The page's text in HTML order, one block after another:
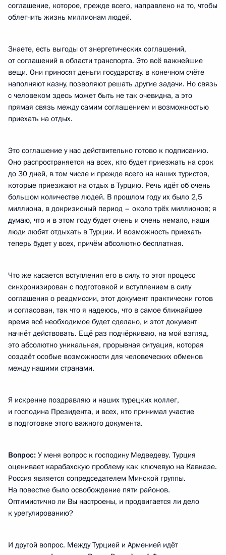
соглашение, которое, прежде всего, направлено на то, чтобы
облегчить жизнь миллионам людей.
Знаете, есть выгоды от энергетических соглашений,
от соглашений в области транспорта. Это всё важнейшие
вещи. Они приносят деньги государству, в конечном счёте
наполняют казну, позволяют решать другие задачи. Но связь
с человеком здесь может быть не так очевидна, а это
прямая связь между самим соглашением и возможностью
приехать на отдых.
Это соглашение у нас действительно готово к подписанию.
Оно распространяется на всех, кто будет приезжать на срок
до 30 дней, в том числе и прежде всего на наших туристов,
которые приезжают на отдых в Турцию. Речь идёт об очень
большом количестве людей. В прошлом году их было 2,5
миллиона, в докризисный период – около трёх миллионов; я
думаю, что и в этом году будет очень и очень немало, наши
люди любят отдыхать в Турции. И возможность приехать
теперь будет у всех, причём абсолютно бесплатная.
Что же касается вступления его в силу, то этот процесс
синхронизирован с подготовкой и вступлением в силу
соглашения о реадмиссии, этот документ практически готов
и согласован, так что я надеюсь, что в самое ближайшее
время всё необходимое будет сделано, и этот документ
начнёт действовать. Ещё раз подчёркиваю, на мой взгляд,
это абсолютно уникальная, прорывная ситуация, которая
создаёт особые возможности для человеческих обменов
между нашими странами.
Я искренне поздравляю и наших турецких коллег,
и господина Президента, и всех, кто принимал участие
в подготовке этого важного документа.
Вопрос: У меня вопрос к господину Медведеву. Турция
оценивает карабахскую проблему как ключевую на Кавказе.
Россия является сопредседателем Минской группы.
На повестке было освобождение пяти районов.
Оптимистично ли Вы настроены, и продвигается ли дело
к урегулированию?
И другой вопрос. Между Турцией и Арменией идёт